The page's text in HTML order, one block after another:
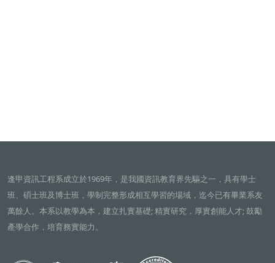
逢甲資訊工程系成立於1969年，是我國資訊教育界先驅之一，具有學士
班、碩士班及博士班，學制完整形成相互學習的場域，迄今已有畢業系友
萬餘人。本系以教學為本，建立扎實基礎; 精實研究，厚實創能人才; 鼓勵
產學合作，培育務實能力。